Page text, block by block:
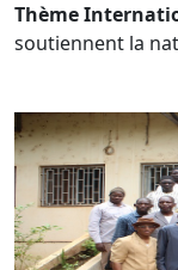
Thème
soutiennent la